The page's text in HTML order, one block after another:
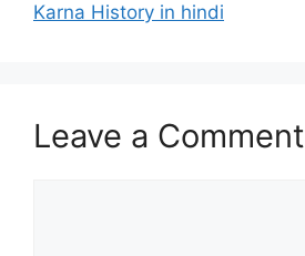
Karna History in hindi
Leave a Comment